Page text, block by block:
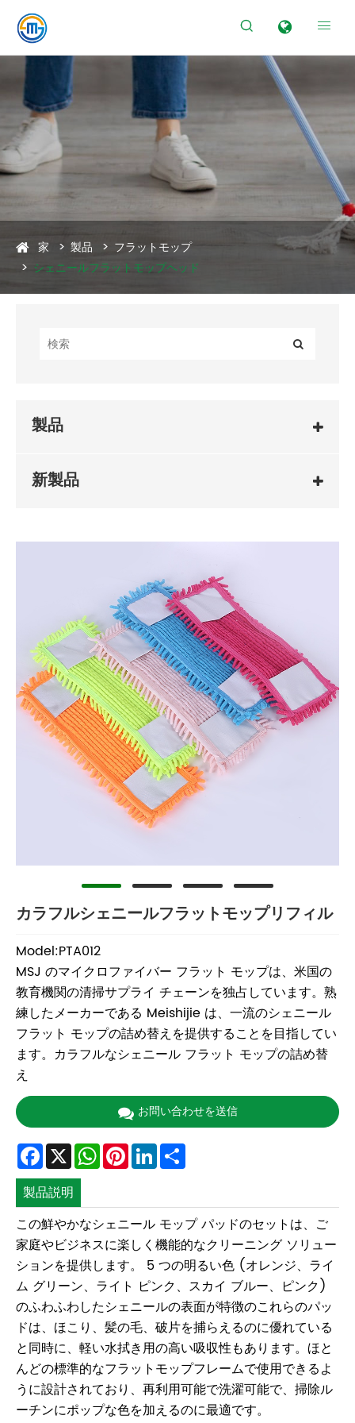
 
家 製品
フラットモップ
シェニールフラットモップヘッド
製品
新製品
カラフルシェニールフラットモップリフィル
Model:PTA012
MSJ のマイクロファイバー フラット モップは、米国の
教育機関の清掃サプライ チェーンを独占しています。熟
練したメーカーである Meishijie は、一流のシェニール
フラット モップの詰め替えを提供することを目指してい
ます。カラフルなシェニール フラット モップの詰め替
え
お問い合わせを送信
Facebook
X WhatsApp
Pinterest
LinkedIn
製品説明
この鮮やかなシェニール モップ パッドのセットは、ご
家庭やビジネスに楽しく機能的なクリーニング ソリュー
ションを提供します。 5 つの明るい色 (オレンジ、ライ
ム グリーン、ライト ピンク、スカイ ブルー、ピンク)
のふわふわしたシェニールの表面が特徴のこれらのパッ
ドは、ほこり、髪の毛、破片を捕らえるのに優れている
と同時に、軽い水拭き用の高い吸収性もあります。ほと
んどの標準的なフラットモップフレームで使用できるよ
うに設計されており、再利用可能で洗濯可能で、掃除ル
ーチンにポップな色を加えるのに最適です。